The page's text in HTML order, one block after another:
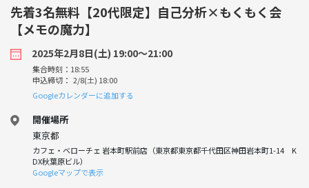
先着3名無料【20代限定】自己分析×もくもく会
【メモの魔力】
2025年2月8日(土) 19:00〜21:00
集合時刻：18:55
申込締切： 2/8(土) 18:00
Googleカレンダーに追加する
開催場所
東京都
カフェ・ベローチェ 岩本町駅前店（東京都東京都千代田区神田岩本町1-14 K
DX秋葉原ビル）
Googleマップで表示